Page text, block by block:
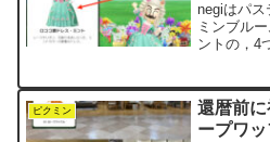
negiはパス
ミンブル
ントの，4
ード」を
「ロココ
ピクミン
還暦前
ープワ